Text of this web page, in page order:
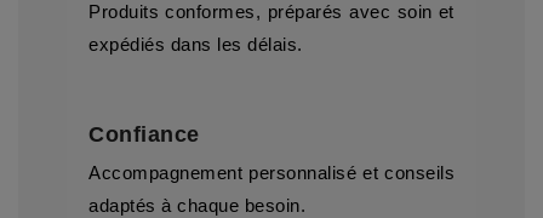
Produits conformes, préparés avec soin et
expédiés dans les délais.
Confiance
Accompagnement personnalisé et conseils
adaptés à chaque besoin.